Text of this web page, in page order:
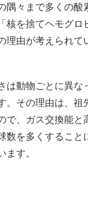
隅々まで多くの酸
核を捨てヘモグロ
理由が考えられて
は動物ごとに異な
。その理由は、祖
で、ガス交換能と
数を多くすること
ます。